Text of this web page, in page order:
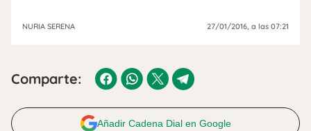
NURIA SERENA 27/01/2016 , a las 07:21
Comparte:
Añadir Cadena Dial en Google